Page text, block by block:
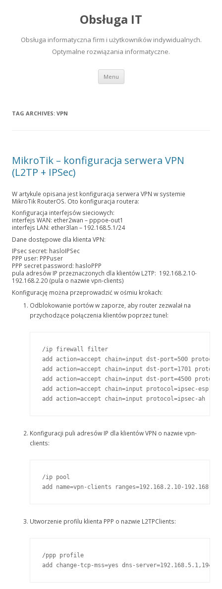
Obsługa IT
Obsługa informatyczna firm i użytkowników indywidualnych.
Optymalne rozwiązania informatyczne.
Menu
Skip to content
TAG ARCHIVES: VPN
MikroTik – konfiguracja serwera VPN
(L2TP + IPSec)
W artykule opisana jest konfiguracja serwera VPN w systemie
MikroTik RouterOS. Oto konfiguracja routera:
Konfiguracja interfejsów sieciowych:
interfejs WAN: ether2wan – pppoe-out1
interfejs LAN: ether3lan – 192.168.5.1/24
Dane dostępowe dla klienta VPN:
IPsec secret: hasloIPSec
PPP user: PPPuser
PPP secret password: hasloPPP
pula adresów IP przeznaczonych dla klientów L2TP: 192.168.2.10-
192.168.2.20 (pula o nazwie vpn-clients)
Konfigurację można przeprowadzić w ośmiu krokach:
Odblokowanie portów w zaporze, aby router zezwalał na
przychodzące połączenia klientów poprzez tunel:
/ip firewall filter
add action=accept chain=input dst-port=500
add action=accept chain=input dst-port=1701
add action=accept chain=input dst-port=4500
add action=accept chain=input protocol=ipsec-esp
add action=accept chain=input protocol=ipsec-ah
Konfiguracji puli adresów IP dla klientów VPN o nazwie vpn-
clients:
/ip pool
add name=vpn-clients ranges=192.168.2.10-
Utworzenie profilu klienta PPP o nazwie L2TPClients:
/ppp profile
add change-tcp-mss=yes dns-